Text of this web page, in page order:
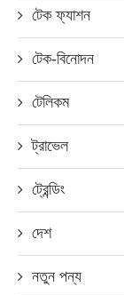
টেক ফ্যাশন
টেক-বিনোদন
টেলিকম
ট্রাভেল
ট্রেন্ডিং
দেশ
নতুন পন্য